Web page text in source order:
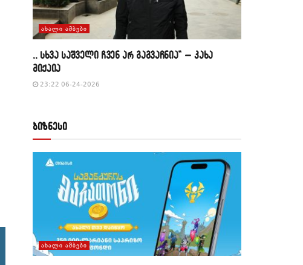
ᲐᲮᲐᲚᲘ ᲐᲛᲑᲔᲑᲘ
,, სხვა საშველი ჩვენ არ გაგვაჩნია” – კახა
მიქაია
23:22 06-24-2026
ბიზნესი
ᲐᲮᲐᲚᲘ ᲐᲛᲑᲔᲑᲘ